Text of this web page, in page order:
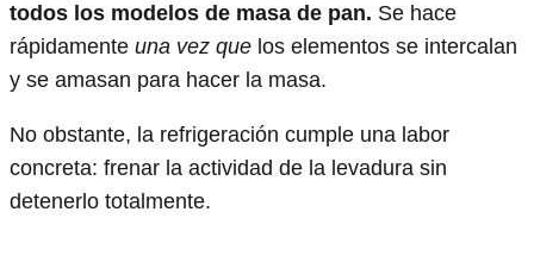
todos los modelos de masa de pan. Se hace
rápidamente una vez que los elementos se intercalan
y se amasan para hacer la masa.
No obstante, la refrigeración cumple una labor
concreta: frenar la actividad de la levadura sin
detenerlo totalmente.